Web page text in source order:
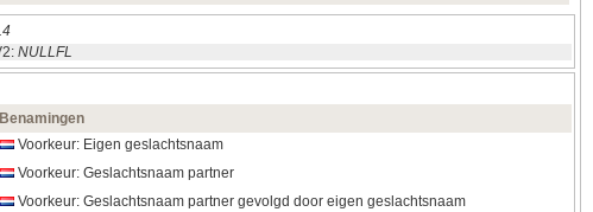
NULLFL
Benamingen
Voorkeur: Eigen geslachtsnaam
Voorkeur: Geslachtsnaam partner
Voorkeur: Geslachtsnaam partner gevolgd door eigen geslachtsnaam